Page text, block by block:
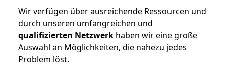
Wir verfügen über ausreichende Ressourcen und
durch unseren umfangreichen und
qualifizierten Netzwerk haben wir eine große
Auswahl an Möglichkeiten, die nahezu jedes
Problem löst.